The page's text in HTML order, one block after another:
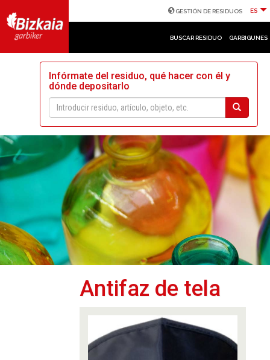
GESTIÓN DE RESIDUOS ES
BUSCAR RESIDUO GARBIGUNES
Infórmate del residuo, qué hacer con él y
dónde depositarlo
Antifaz de tela